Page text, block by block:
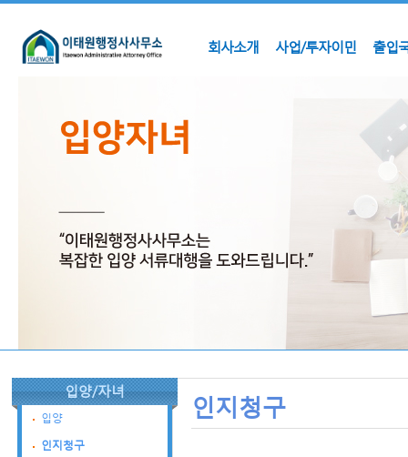
회사소개 사업/투자이민 출입
입양/자녀
입양
인지청구
인지청구